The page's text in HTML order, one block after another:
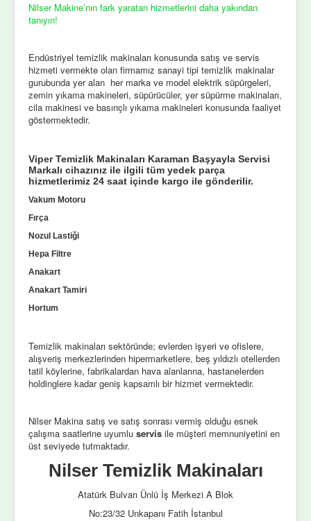
Nilser Makine’nın fark yaratan hizmetlerini daha yakından
tanıyın!
Endüstriyel temizlik makinaları konusunda satış ve servis
hizmeti vermekte olan firmamız sanayi tipi temizlik makinalar
gurubunda yer alan her marka ve model elektrik süpürgeleri,
zemin yıkama makineleri, süpürücüler, yer süpürme makinaları,
cila makinesi ve basınçlı yıkama makineleri konusunda faaliyet
göstermektedir.
Viper Temizlik Makinaları Karaman Başyayla Servisi
Markalı cihazınız ile ilgili tüm yedek parça
hizmetlerimiz 24 saat içinde kargo ile gönderilir.
Vakum Motoru
Fırça
Nozul Lastiği
Hepa Filtre
Anakart
Anakart Tamiri
Hortum
Temizlik makinaları sektöründe; evlerden işyeri ve ofislere,
alışveriş merkezlerinden hipermarketlere, beş yıldızlı otellerden
tatil köylerine, fabrikalardan hava alanlarına, hastanelerden
holdinglere kadar geniş kapsamlı bir hizmet vermektedir.
Nilser Makina satış ve satış sonrası vermiş olduğu esnek
çalışma saatlerine uyumlu servis ile müşteri memnuniyetini en
üst seviyede tutmaktadır.
Nilser Temizlik Makinaları
Atatürk Bulvarı Ünlü İş Merkezi A Blok
No:23/32 Unkapanı Fatih İstanbul